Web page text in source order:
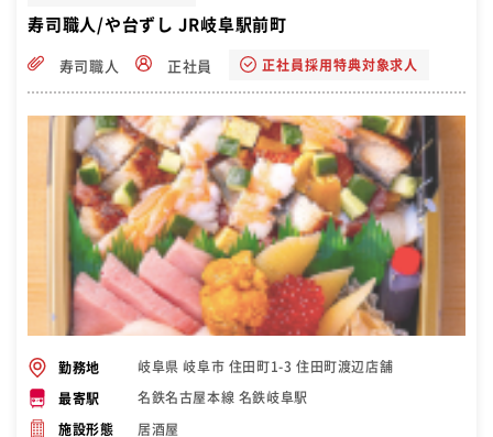
寿司職人/や台ずし JR岐阜駅前町
寿司職人 正社員 正社員採用特典対象求人
勤務地 岐阜県 岐阜市 住田町1-3 住田町渡辺店舗
最寄駅 名鉄名古屋本線 名鉄岐阜駅
施設形態 居酒屋